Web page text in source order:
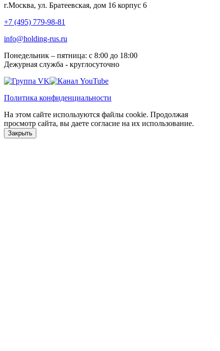
г.Москва, ул. Братеевская, дом 16 корпус 6
+7 (495) 779-98-81
info@holding-rus.ru
Понедельник – пятница: с 8:00 до 18:00
Дежурная служба - круглосуточно
Политика конфиденциальности
На этом сайте используются файлы cookie. Продолжая
просмотр сайта, вы даете согласие на их использование.
Закрыть